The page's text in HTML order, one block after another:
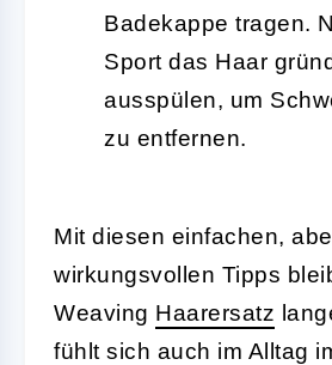
Badekappe tragen.
Sport das Haar
ausspülen, um
zu entfernen.
Mit diesen einfachen,
wirkungsvollen Tipps
Weaving Haarersatz
fühlt sich auch im Alltag